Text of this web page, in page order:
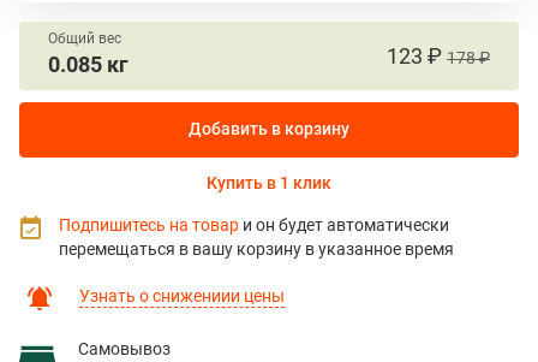
Узнать о снижениии цены
Самовывоз
Общий вес
0.085 кг 123 ₽ 178 ₽
Добавить в корзину
Купить в 1 клик
Подпишитесь на товар и он будет автоматически
перемещаться в вашу корзину в указанное время